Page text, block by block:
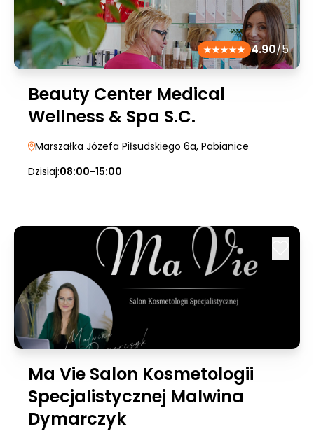
4.90/5
Beauty Center Medical
Wellness & Spa S.C.
Marszałka Józefa Piłsudskiego 6a, Pabianice
Dzisiaj:08:00-15:00
Ma Vie Salon Kosmetologii
Specjalistycznej Malwina
Dymarczyk